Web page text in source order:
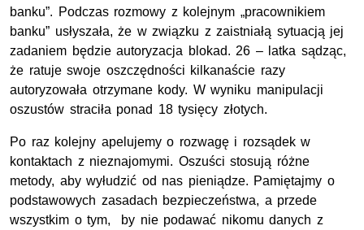
banku”. Podczas rozmowy z kolejnym „pracownikiem
banku” usłyszała, że w związku z zaistniałą sytuacją jej
zadaniem będzie autoryzacja blokad. 26 – latka sądząc,
że ratuje swoje oszczędności kilkanaście razy
autoryzowała otrzymane kody. W wyniku manipulacji
oszustów straciła ponad 18 tysięcy złotych.
Po raz kolejny apelujemy o rozwagę i rozsądek w
kontaktach z nieznajomymi. Oszuści stosują różne
metody, aby wyłudzić od nas pieniądze. Pamiętajmy o
podstawowych zasadach bezpieczeństwa, a przede
wszystkim o tym, by nie podawać nikomu danych z